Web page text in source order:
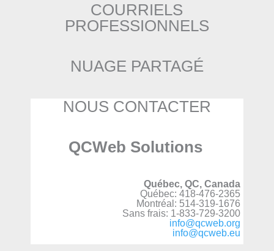
COURRIELS
PROFESSIONNELS
NUAGE PARTAGÉ
NOUS CONTACTER
QCWeb Solutions
Québec, QC, Canada
Québec: 418-476-2365
Montréal: 514-319-1676
Sans frais: 1-833-729-3200
info@qcweb.org
info@qcweb.eu